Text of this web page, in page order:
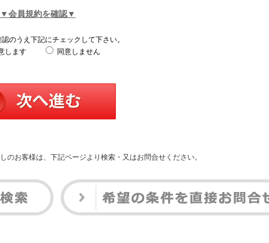
▼会員規約を確認▼
のうえ下記にチェックして下さい。
します
同意しません
のお客様は、下記ページより検索・又はお問合せください。